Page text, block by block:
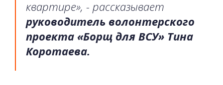
квартире», - рассказывает
руководитель волонтерского
проекта «Борщ для ВСУ» Тина
Коротаева.